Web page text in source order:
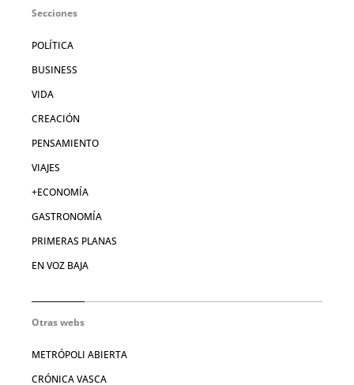
Secciones
POLÍTICA
BUSINESS
VIDA
CREACIÓN
PENSAMIENTO
VIAJES
+ECONOMÍA
GASTRONOMÍA
PRIMERAS PLANAS
EN VOZ BAJA
Otras webs
METRÓPOLI ABIERTA
CRÓNICA VASCA